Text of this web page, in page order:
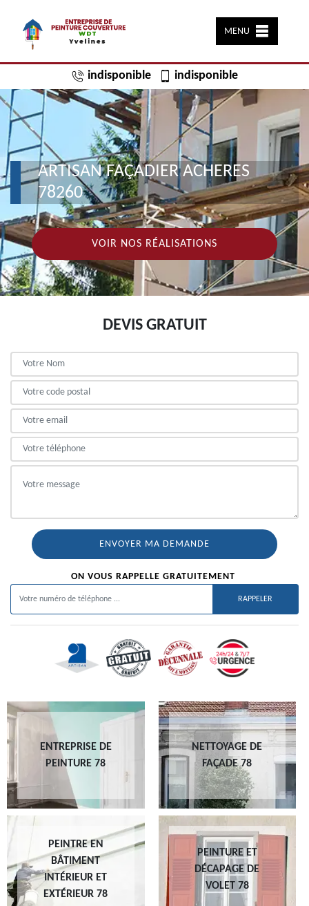
MENU
indisponible indisponible
ARTISAN FAÇADIER ACHERES
78260
VOIR NOS RÉALISATIONS
DEVIS GRATUIT
ON VOUS RAPPELLE GRATUITEMENT
ENTREPRISE DE
PEINTURE 78
NETTOYAGE DE
FAÇADE 78
PEINTRE EN
BÂTIMENT
INTÉRIEUR ET
EXTÉRIEUR 78
PEINTURE ET
DÉCAPAGE DE
VOLET 78